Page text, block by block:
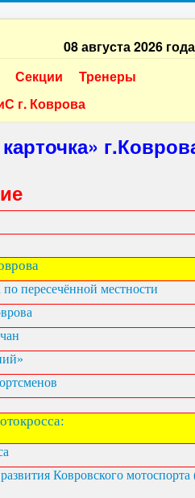
08 августа 2026
Секции
Тренеры
г. Коврова
пересечённой местности
Ковровского